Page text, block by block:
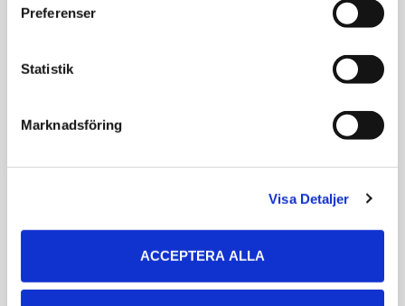
Preferenser
Statistik
Marknadsföring
Visa Detaljer
ACCEPTERA ALLA
Probiotikum för att
kroniska besvär
189
VÄLJ VARIANT